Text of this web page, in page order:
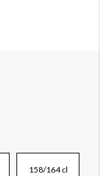
158/164 cl